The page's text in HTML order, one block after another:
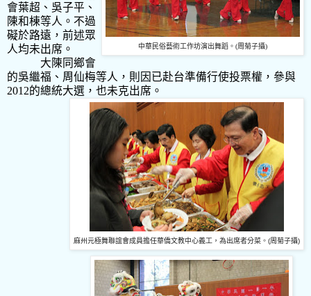
中華民俗藝術工作坊演出舞蹈。 (周菊子攝)
會葉超、吳子平、
陳和棟等人。不過
礙於路遠，前述眾
人均未出席。
大陳同鄉會
的吳繼福、周仙梅等人，則因已赴台準備行使投票權，參與
2012的總統大選，也未克出席。
麻州元極舞聯誼會成員擔任華僑文教中心義工，為出席者分菜。 (周菊子攝)